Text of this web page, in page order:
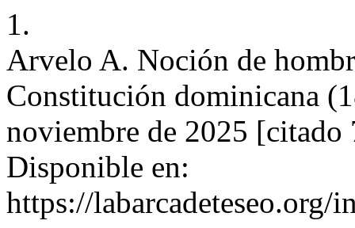
1.
Arvelo A. Noción de
Constitución dominicana
noviembre de 2025 [citado
Disponible en:
https://